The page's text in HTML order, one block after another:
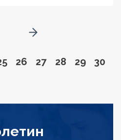
GoToPreviousPage
page
to page
Go to page
26 Go to page
27 Go to page
28 Go to
29 Go
30
Go to next page